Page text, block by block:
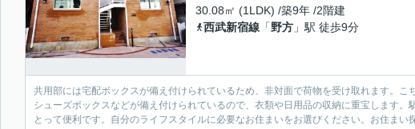
30.08㎡ (1LDK) /築9年 /2階建
西武新宿線 「野方 」駅 徒歩9分
共用部には宅配ボックスが備え付けられているため、非対面で荷物を受け取れます。こ
シューズボックスなどが備え付けられているので、衣類や日用品の収納に重宝します
とって便利です。自分のライフスタイルに必要なお住まいをお選びください。お住まい